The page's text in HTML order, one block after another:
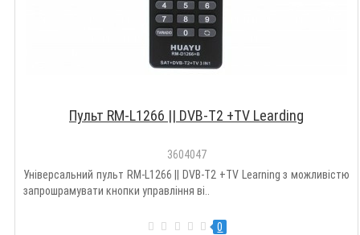
Пульт RM-L1266 || DVB-T2 +TV Learding
3604047
Універсальний пульт RM-L1266 || DVB-T2 +TV Learning з можливістю
запрошрамувати кнопки управління ві..
0